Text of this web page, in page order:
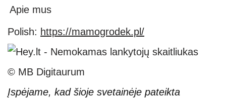
Apie mus
Polish: https://mamogrodek.pl/
© MB Digitaurum
Įspėjame, kad šioje svetainėje pateikta